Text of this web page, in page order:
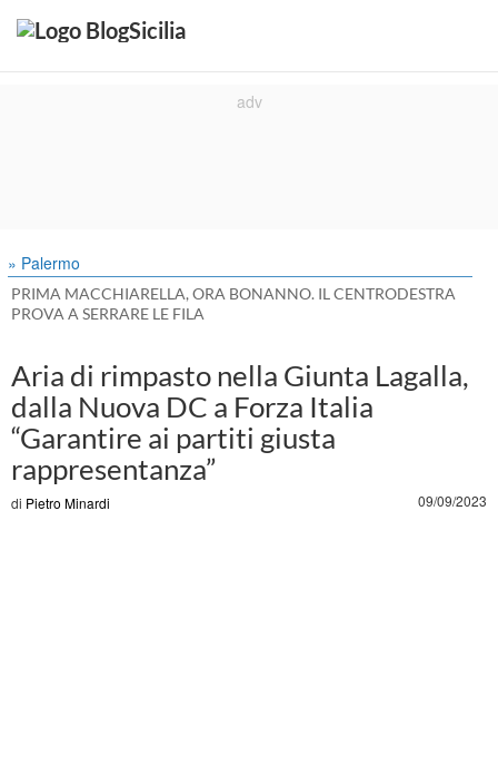
» Palermo
PRIMA MACCHIARELLA, ORA BONANNO. IL CENTRODESTRA
PROVA A SERRARE LE FILA
Aria di rimpasto nella Giunta Lagalla,
dalla Nuova DC a Forza Italia
“Garantire ai partiti giusta
rappresentanza”
di Pietro Minardi 09/09/2023